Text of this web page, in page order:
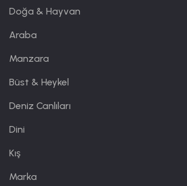
Doğa & Hayvan
Araba
Manzara
Büst & Heykel
Deniz Canlıları
Dini
Kış
Marka